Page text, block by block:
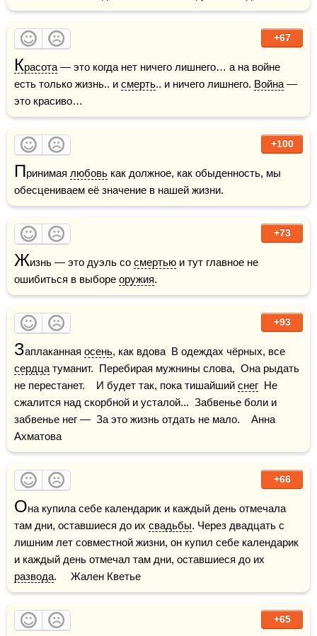
+67
Красота — это когда нет ничего лишнего… а на войне
есть только жизнь.. и смерть.. и ничего лишнего. Война —
это красиво…
+100
Принимая любовь как должное, как обыденность, мы
обесцениваем её значение в нашей жизни.
+73
Жизнь — это дуэль со смертью и тут главное не
ошибиться в выборе оружия.
+93
Заплаканная осень
сердца туманит.  Перебирая мужнины слова,  Она рыдать
не перестанет.    И будет так, пока тишайший снег
  Не
сжалится над скорбной и усталой...  Забвенье боли и
забвенье нег —  За это жизнь отдать не мало.    Анна
Ахматова
+66
Она купила себе календарик и каждый день отмечала
там дни, оставшиеся до их свадьбы. Через двадцать с
лишним лет совместной жизни, он купил себе календарик
развода.     Жален Кветье
+65